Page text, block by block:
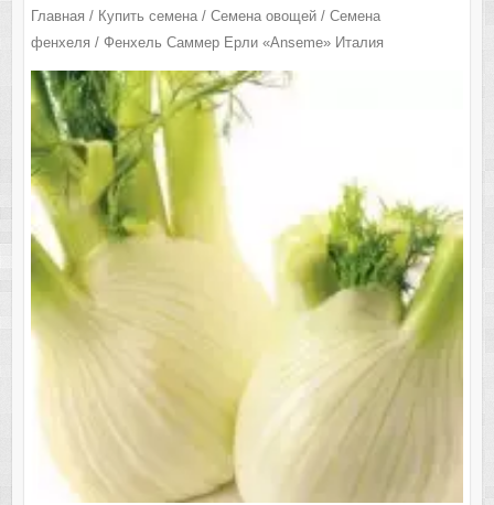
Главная / Купить семена/ Семена овощей/ Семена
фенхеля / Фенхель Саммер Ерли «Anseme» Италия